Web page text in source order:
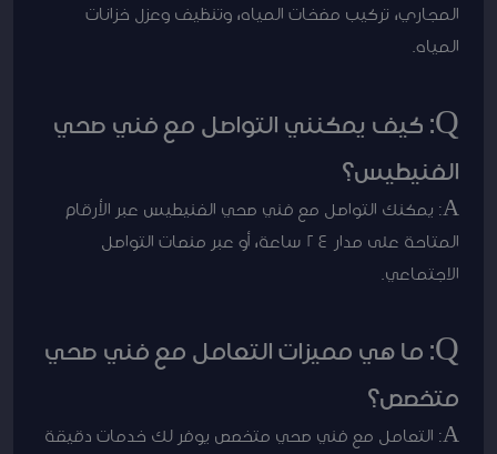
المجاري، تركيب مضخات المياه، وتنظيف وعزل خزانات
المياه.
Q: كيف يمكنني التواصل مع فني صحي
الفنيطيس؟
A: يمكنك التواصل مع فني صحي الفنيطيس عبر الأرقام
المتاحة على مدار 24 ساعة، أو عبر منصات التواصل
الاجتماعي.
Q: ما هي مميزات التعامل مع فني صحي
متخصص؟
A: التعامل مع فني صحي متخصص يوفر لك خدمات دقيقة